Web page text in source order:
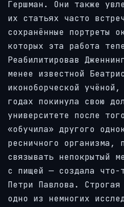
Гершман. Они также
их статьях часто
сохранённые портреты
которых эта работа
Реабилитировав
менее известной
иконоборческой
годах покинула свою
университете после
«обучила» другого
ресничного организма,
связывать непокрытый
с пищей — создала что-
Петри Павлова.
одно из немногих